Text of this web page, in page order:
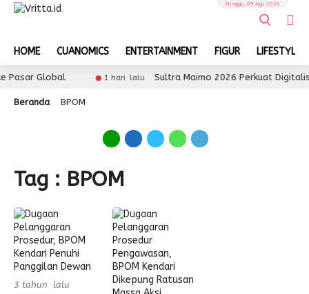
HOME CUANOMICS ENTERTAINMENT FIGUR LIFESTYLE
Minggu, 09 Agu 2026
Pasar Global 1 hari lalu Sultra Maimo 2026 Perkuat
Beranda BPOM
Tag : BPOM
3 tahun lalu